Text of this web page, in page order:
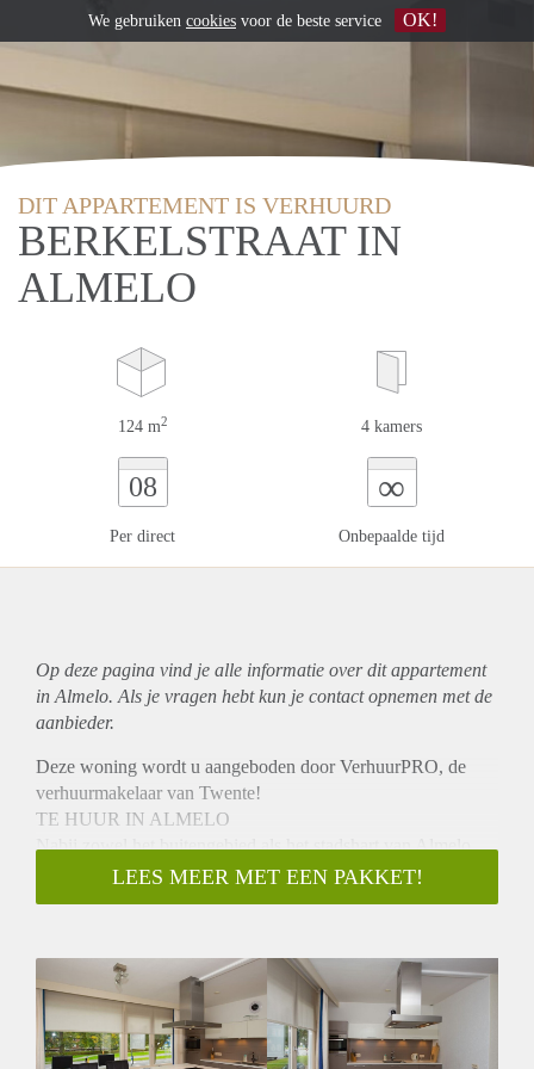
DIT APPARTEMENT IS VERHUURD
BERKELSTRAAT IN
ALMELO
124 m2 4 kamers
08
Per direct
∞
Onbepaalde tijd
Op deze pagina vind je alle informatie over ditappartement
in Almelo. Als je vragen hebt kun je contact opnemen met de
aanbieder.
Deze woning wordt u aangeboden door VerhuurPRO, de
verhuurmakelaar van Twente!
TE HUUR IN ALMELO
Nabij zowel het buitengebied als het stadshart van Almelo
gelegen royale, uitstekend onderhouden drive-in woning.
INDELING:
zonnige tuinkamer voorzien van keuken en elektrisch
bedienbare zonwering.
Eerste verdieping:
Overloop, toilet met hangcloset en fonteintje, ruime L-
LEES MEER MET EEN PAKKET!
We gebruiken cookies voor de beste service OK!